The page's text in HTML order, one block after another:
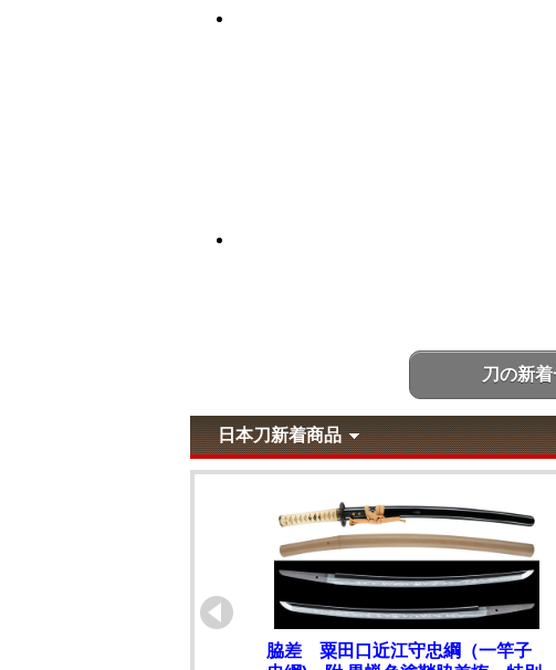
刀の新
日本刀新着商品
脇差 粟田口近江守忠綱（一竿子